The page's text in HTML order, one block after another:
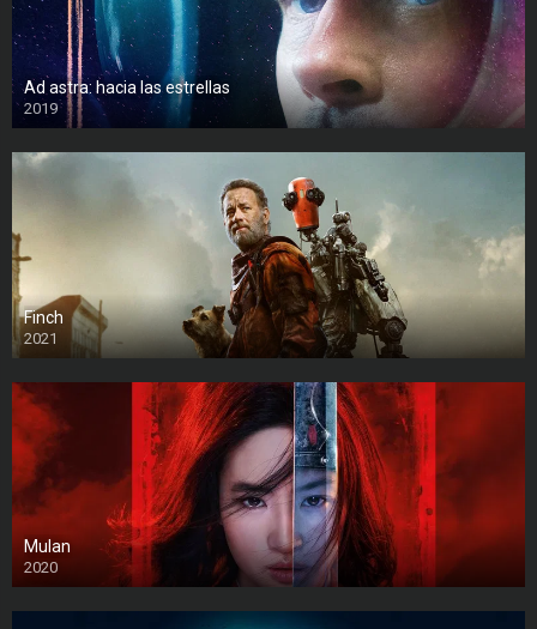
Ad astra: hacia las estrellas
2019
Finch
2021
Mulan
2020